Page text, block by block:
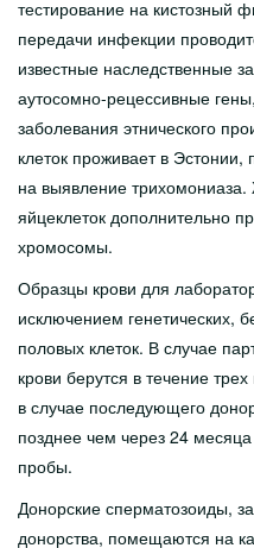
тестирование на кистозный
передачи инфекции
известные наследственные
аутосомно-рецессивные
заболевания этнического
клеток проживает в Эстонии,
на выявление
яйцеклеток дополнительно
хромосомы.
Образцы крови для
исключением генетических,
половых клеток. В случае
крови берутся в течение
в случае последующего
позднее чем через 24
пробы.
Донорские сперматозоиды,
донорства, помещаются на